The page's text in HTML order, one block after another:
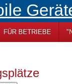
FÜR BETRIEBE